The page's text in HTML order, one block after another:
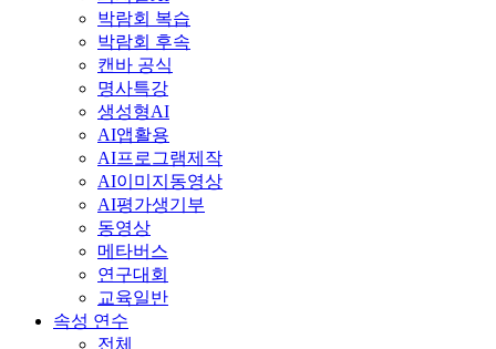
박람회 복습
박람회 후속
캔바 공식
명사특강
생성형AI
AI앱활용
AI프로그램제작
AI이미지동영상
AI평가생기부
동영상
메타버스
연구대회
교육일반
속성 연수
전체